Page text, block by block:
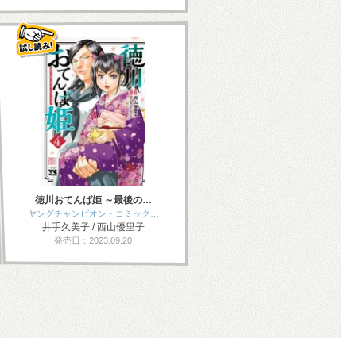
徳川おてんば姫 ～最後の…
ヤングチャンピオン・コミック…
井手久美子 / 西山優里子
発売日：2023.09.20